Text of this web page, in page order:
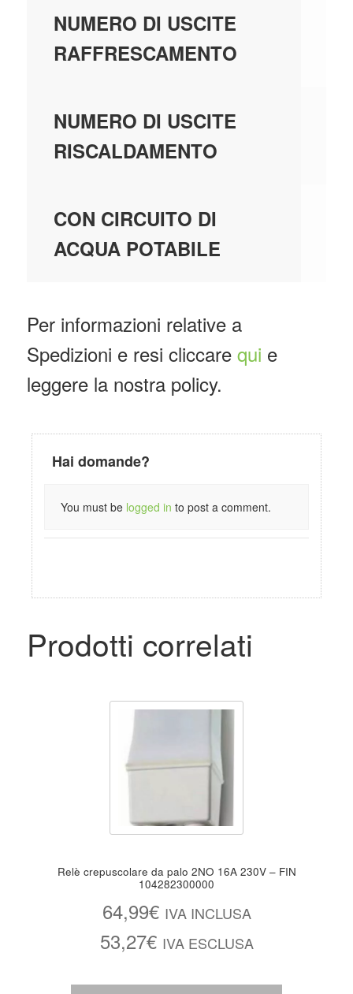
NUMERO DI USCITE
RAFFRESCAMENTO
NUMERO DI USCITE
RISCALDAMENTO
CON CIRCUITO DI
ACQUA POTABILE
Per informazioni relative a
Spedizioni e resi cliccare qui e
leggere la nostra policy.
Hai domande?
You must be logged in to post a comment.
Prodotti correlati
Relè crepuscolare da palo 2NO 16A 230V – FIN
104282300000
64,99€ IVA INCLUSA
53,27€ IVA ESCLUSA